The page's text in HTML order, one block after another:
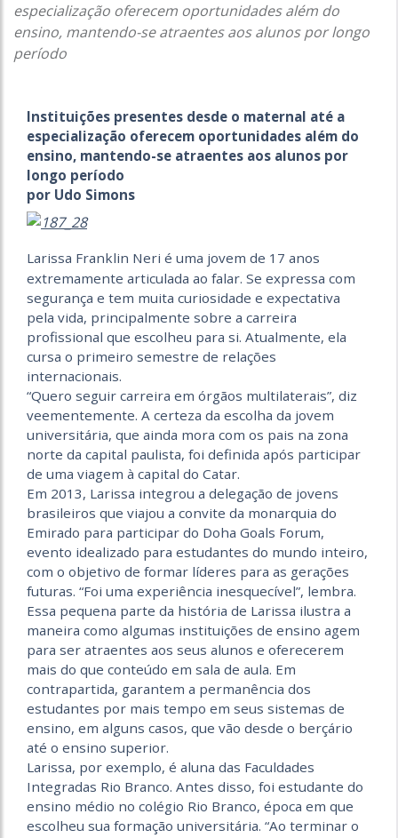
especialização oferecem oportunidades além do
ensino, mantendo-se atraentes aos alunos por longo
período
Instituições presentes desde o maternal até a
especialização oferecem oportunidades além do
ensino, mantendo-se atraentes aos alunos por
longo período
por Udo Simons
Larissa Franklin Neri é uma jovem de 17 anos
extremamente articulada ao falar. Se expressa com
segurança e tem muita curiosidade e expectativa
pela vida, principalmente sobre a carreira
profissional que escolheu para si. Atualmente, ela
cursa o primeiro semestre de relações
internacionais.
“Quero seguir carreira em órgãos multilaterais”, diz
veementemente. A certeza da escolha da jovem
universitária, que ainda mora com os pais na zona
norte da capital paulista, foi definida após participar
de uma viagem à capital do Catar.
Em 2013, Larissa integrou a delegação de jovens
brasileiros que viajou a convite da monarquia do
Emirado para participar do Doha Goals Forum,
evento idealizado para estudantes do mundo inteiro,
com o objetivo de formar líderes para as gerações
futuras. “Foi uma experiência inesquecível”, lembra.
Essa pequena parte da história de Larissa ilustra a
maneira como algumas instituições de ensino agem
para ser atraentes aos seus alunos e oferecerem
mais do que conteúdo em sala de aula. Em
contrapartida, garantem a permanência dos
estudantes por mais tempo em seus sistemas de
ensino, em alguns casos, que vão desde o berçário
até o ensino superior.
Larissa, por exemplo, é aluna das Faculdades
Integradas Rio Branco. Antes disso, foi estudante do
ensino médio no colégio Rio Branco, época em que
escolheu sua formação universitária. “Ao terminar o